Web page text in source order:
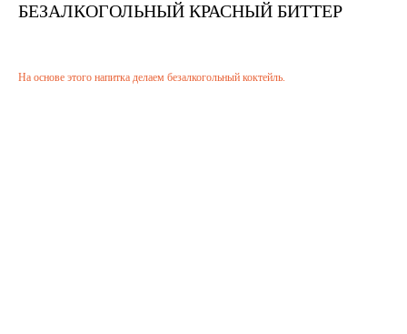
БЕЗАЛКОГОЛЬНЫЙ КРАСНЫЙ БИТТЕР
На основе этого напитка делаем безалкогольный коктейль.